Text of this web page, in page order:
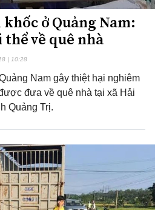
ở Quảng Nam:
về quê nhà
| 10:28
Nam gây thiệt hại nghiêm
đưa về quê nhà tại xã Hải
Quảng Trị.